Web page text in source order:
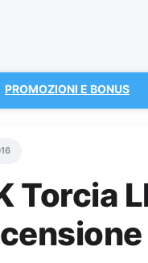
PROMOZIONI E BONUS
Torcia